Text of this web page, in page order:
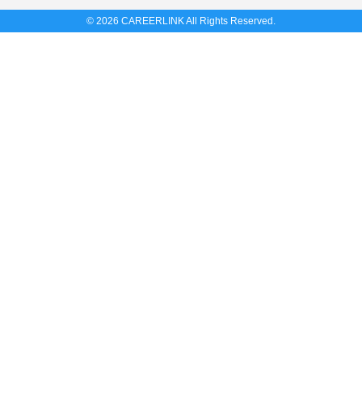
© 2026 CAREERLINK All Rights Reserved.